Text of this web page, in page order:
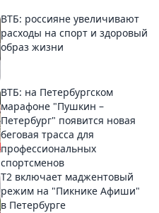
ВТБ: россияне увеличивают
расходы на спорт и здоровый
образ жизни
ВТБ: на Петербургском
марафоне "Пушкин –
Петербург" появится новая
беговая трасса для
профессиональных
спортсменов
Т2 включает маджентовый
режим на "Пикнике Афиши"
в Петербурге